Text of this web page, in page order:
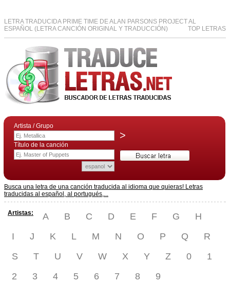
LETRA TRADUCIDA PRIME TIME DE ALAN PARSONS PROJECT AL
ESPAÑOL (LETRA CANCIÓN ORIGINAL Y TRADUCCIÓN)
TOP LETRAS
Artista / Grupo
>
Título de la canción
Busca una letra de una canción traducida al idioma que quieras! Letras
traducidas al español, al portugués,...
Artistas: A B C D E F G
H
I
J K L M N O P Q
R
S
T U V W X Y Z 0
1
2
3 4 5 6 7 8 9